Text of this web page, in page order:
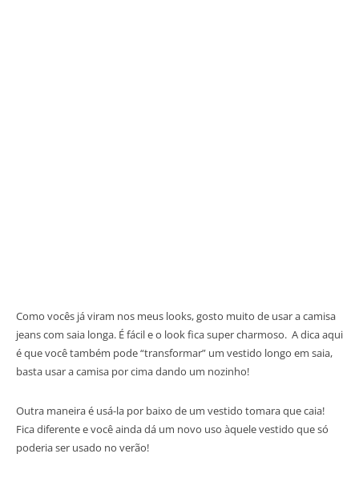
Como vocês já viram nos meus looks, gosto muito de usar a camisa
jeans com saia longa. É fácil e o look fica super charmoso. A dica aqui
é que você também pode “transformar” um vestido longo em saia,
basta usar a camisa por cima dando um nozinho!
Outra maneira é usá-la por baixo de um vestido tomara que caia!
Fica diferente e você ainda dá um novo uso àquele vestido que só
poderia ser usado no verão!